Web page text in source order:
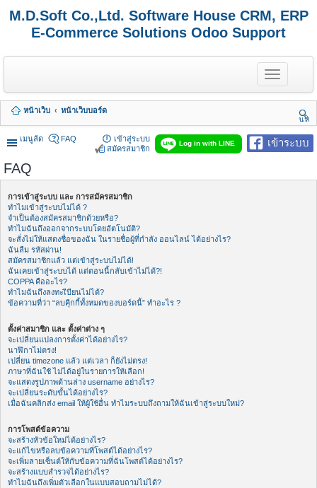
M.D.Soft Co.,Ltd. Software House CRM, ERP
E-Commerce Solutions Odoo Support
T
o
g
e
n
a
g
หน้าเว็บ
หน้าเว็บบอร์ด
นห
า
เมนูลัด
เข้าระบบ
Log in with LINE
FAQ
เข้าสู่ระบบ
สมัครสมาชิก
FAQ
การเข้าสู่ระบบ และ การสมัครสมาชิก
ทำไมเข้าสู่ระบบไม่ได้ ?
จำเป็นต้องสมัครสมาชิกด้วยหรือ?
ทำไมฉันถึงออกจากระบบโดยอัตโนมัติ?
จะสั่งไม่ให้แสดงชื่อของฉัน ในรายชื่อผู้ที่กำลัง ออนไลน์ ได้อย่างไร?
ฉันลืม รหัสผ่าน!
สมัครสมาชิกแล้ว แต่เข้าสู่ระบบไม่ได้!
ฉันเคยเข้าสู่ระบบได้ แต่ตอนนี้กลับเข้าไม่ได้?!
COPPA คืออะไร?
ทำไมฉันถึงลงทะเีบียนไม่ได้?
ข้อความที่ว่า “ลบคุีกกี้ทั้งหมดของบอร์ดนี้” ทำอะไร ?
ตั้งค่าสมาชิก และ ตั้งค่าต่าง ๆ
จะเปลี่ยนแปลงการตั้งค่าได้อย่างไร?
นาฬิกาไม่ตรง!
เปลี่ยน timezone แล้ว แต่เวลา ก็ยังไม่ตรง!
ภาษาที่ฉันใช้ ไม่ได้อยู่ในรายการให้เลือก!
จะแสดงรูปภาพด้านล่าง username อย่างไร?
จะเปลี่ยนระดับขั้นได้อย่างไร?
เมื่อฉันคลิกส่ง email ให้ผู้ใช้อื่น ทำไมระบบถึงถามให้ฉันเข้าสู่ระบบใหม่?
การโพสต์ข้อความ
จะสร้างหัวข้อใหม่ได้อย่างไร?
จะแก้ไขหรือลบข้อความที่โพสต์ได้อย่างไร?
จะเพิ่มลายเซ็นต์ให้กับข้อความที่ฉันโพสต์ได้อย่างไร?
จะสร้างแบบสำรวจได้อย่างไร?
ทำไมฉันถึงเพิ่มตัวเลือกในแบบสอบถามไม่ได้?